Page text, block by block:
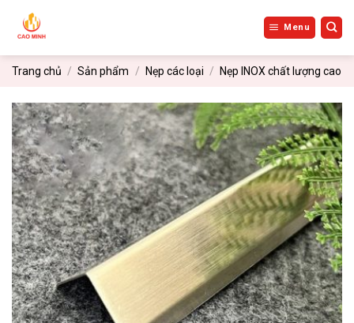
dung
Menu
Trang chủ / Sản phẩm / Nẹp các loại / Nẹp INOX chất lượng cao